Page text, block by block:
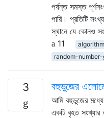
পর্যন্ত সমস্ত
পারি। প্রতিটি
স্থানে যে কোনও
11
random-
3 বহুভুজের
আমি বহুভুজের মধ্যে
একটি বৃহত সংখ্যার